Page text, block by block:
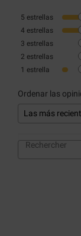
5 estrellas
4 estrellas
3 estrellas
2 estrellas
1 estrella
Ordenar las